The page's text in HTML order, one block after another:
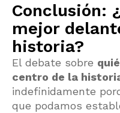
Conclusión:
mejor
historia?
El debate sobre
centro de la
indefinidamente
que podamos